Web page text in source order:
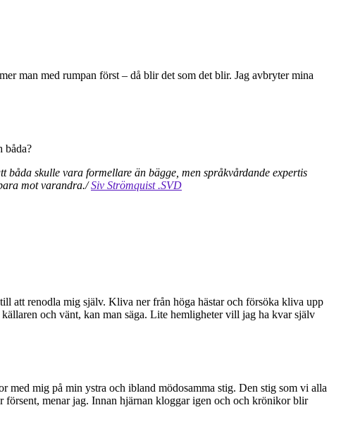
man med rumpan först – då blir det som det blir. Jag avbryter mina
båda?
skulle vara formellare än bägge, men språkvårdande expertis
mot varandra./Siv Strömquist .SVD
att renodla mig själv. Kliva ner från höga hästar och försöka kliva upp
och vänt, kan man säga. Lite hemligheter vill jag ha kvar själv
med mig på min ystra och ibland mödosamma stig. Den stig som vi alla
menar jag. Innan hjärnan kloggar igen och och krönikor blir